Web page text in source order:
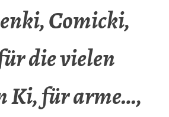
Comicki,
die vielen
Ki, für arme…,